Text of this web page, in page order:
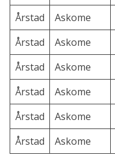
Årstad
Askome
Årstad
Askome
Årstad
Askome
Årstad
Askome
Årstad
Askome
Årstad
Askome